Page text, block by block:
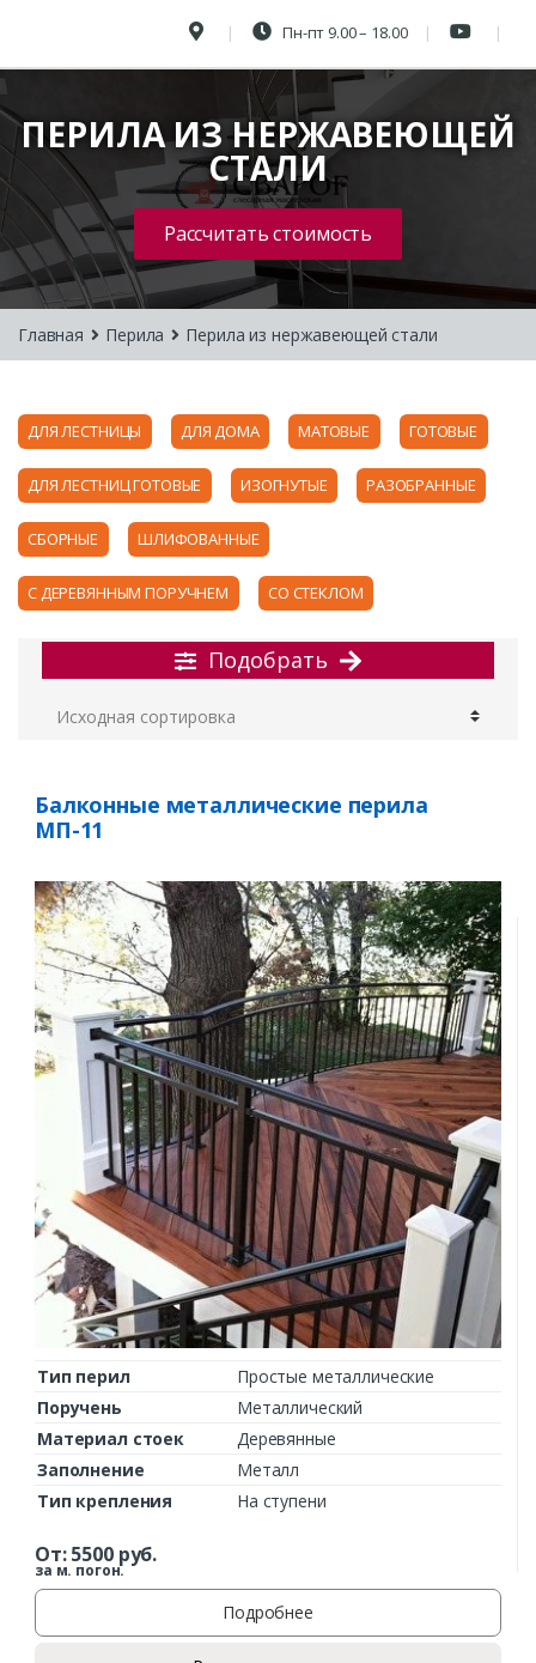
Пн-пт 9.00 – 18.00
ПЕРИЛА ИЗ НЕРЖАВЕЮЩЕЙ
СТАЛИ
Рассчитать стоимость
Главная Перила Перила из нержавеющей стали
ДЛЯ ЛЕСТНИЦЫ ДЛЯ ДОМА МАТОВЫЕ ГОТОВЫЕ
ДЛЯ ЛЕСТНИЦ ГОТОВЫЕ ИЗОГНУТЫЕ РАЗОБРАННЫЕ
СБОРНЫЕ ШЛИФОВАННЫЕ
С ДЕРЕВЯННЫМ ПОРУЧНЕМ CО СТЕКЛОМ
Подобрать
Балконные металлические перила
МП-11
Тип перил
Простые металлические
Поручень
Металлический
Материал стоек
Деревянные
Заполнение
Металл
Тип крепления
На ступени
От:5500руб.
за м. погон.
Подробнее